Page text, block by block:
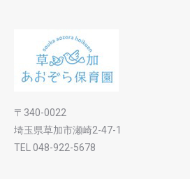
〒340-0022
埼玉県草加市瀬崎2-47-1
TEL 048-922-5678